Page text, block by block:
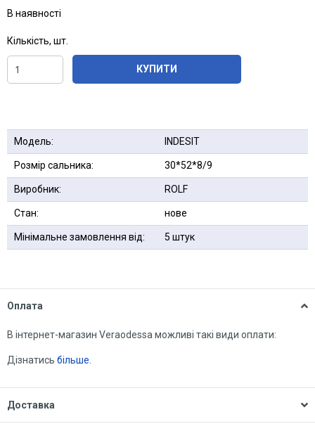
В наявності
Кількість, шт.
КУПИТИ
Модель: INDESIT
Розмір сальника: 30*52*8/9
Виробник: ROLF
Стан: нове
Мінімальне замовлення від: 5 штук
Оплата
В інтернет-магазин Veraodessa можливі такі види оплати:
Дізнатись більше.
Доставка